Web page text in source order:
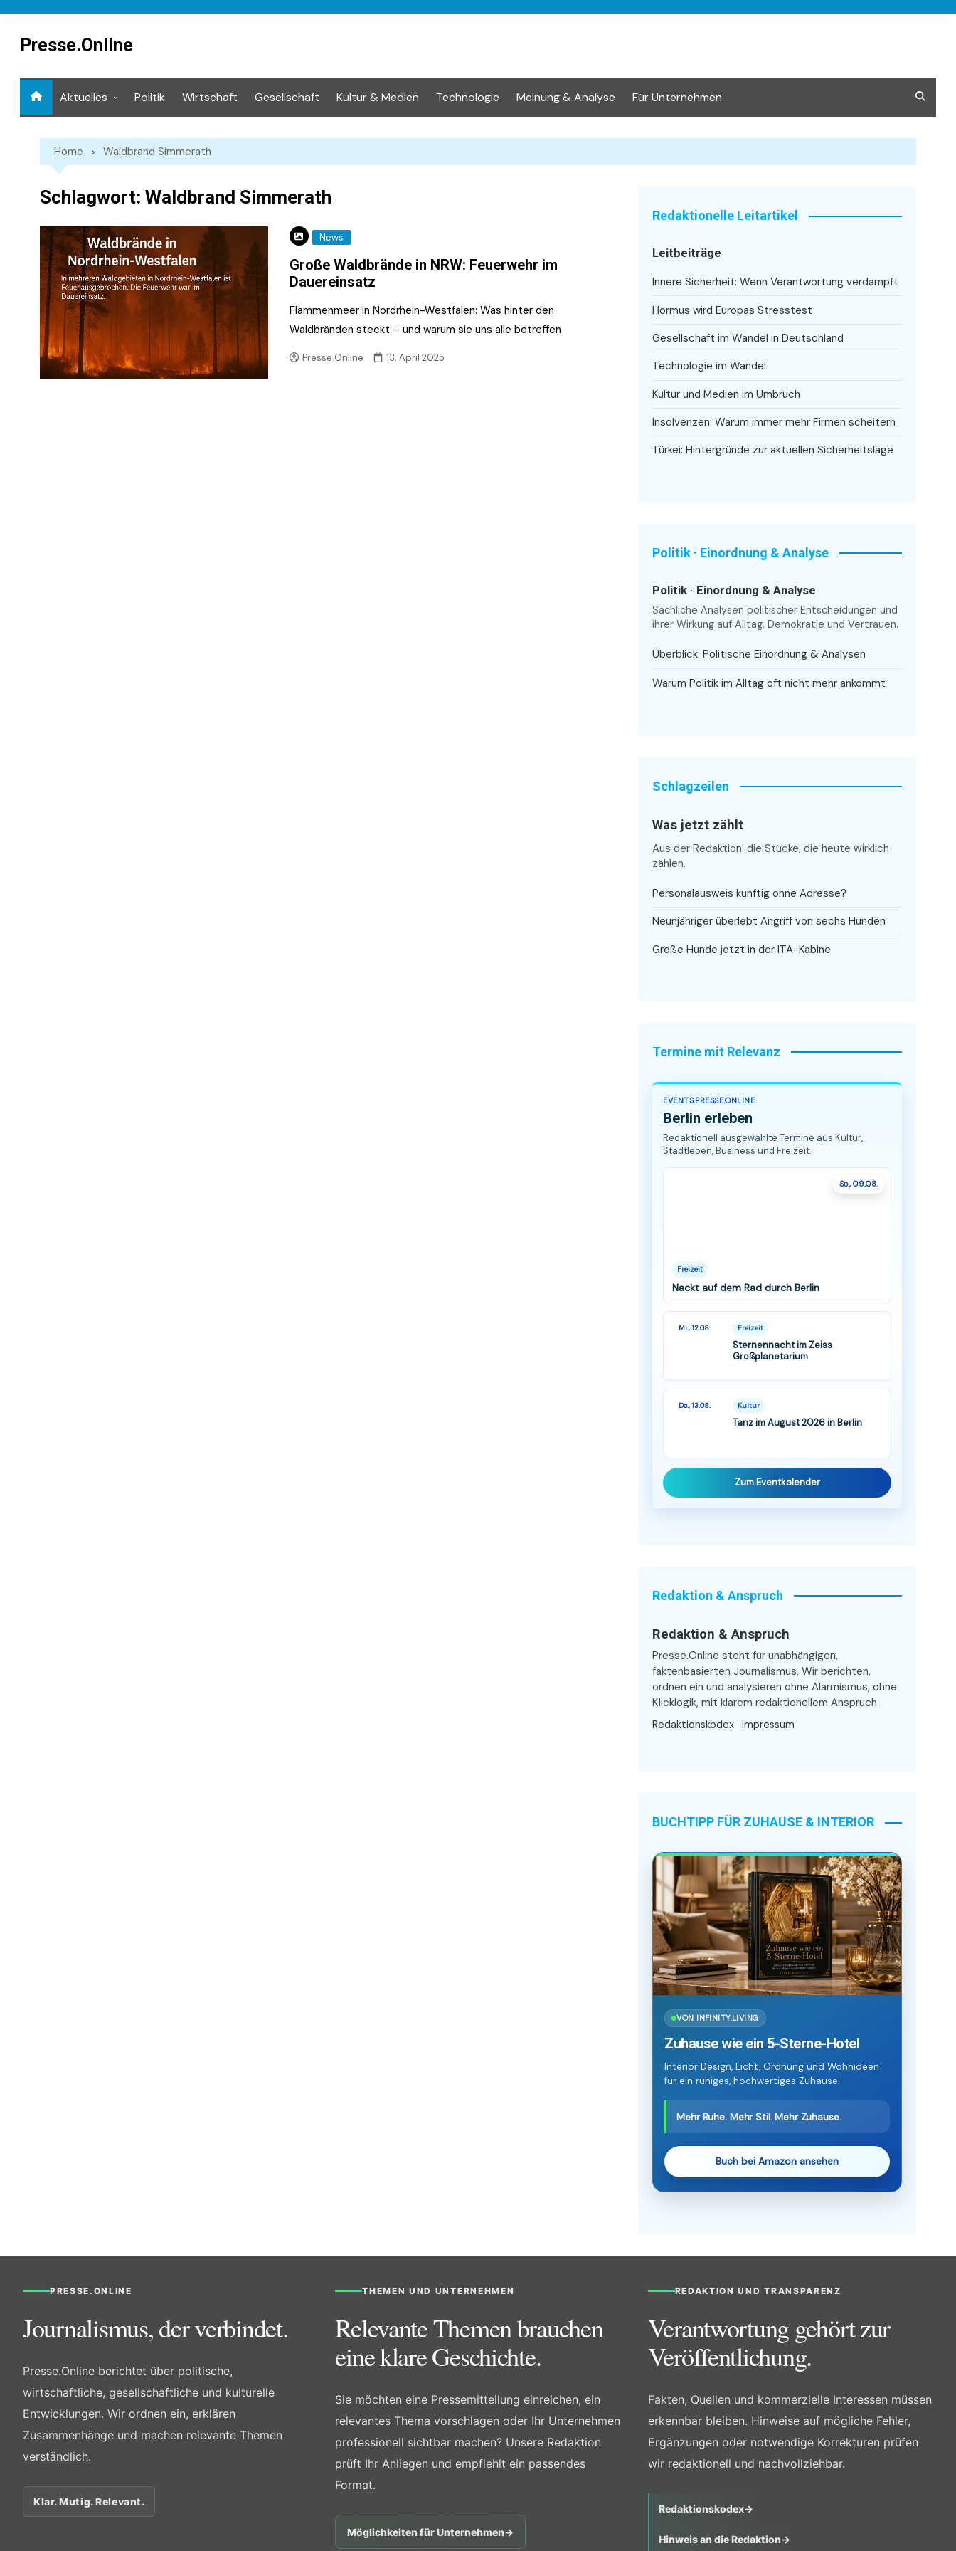
contentPresse.Online
Aktuelles Politik Wirtschaft Gesellschaft Kultur & Medien Technologie Meinung & Analyse Für Unternehmen
Home Waldbrand Simmerath
Schlagwort: Waldbrand Simmerath
News
Große Waldbrände in NRW: Feuerwehr im
Dauereinsatz
Flammenmeer in Nordrhein-Westfalen: Was hinter den
Waldbränden steckt – und warum sie uns alle betreffen
Presse.Online 13. April 2025
Redaktionelle Leitartikel
Leitbeiträge
Innere Sicherheit: Wenn Verantwortung verdampft
Hormus wird Europas Stresstest
Gesellschaft im Wandel in Deutschland
Technologie im Wandel
Kultur und Medien im Umbruch
Insolvenzen: Warum immer mehr Firmen scheitern
Türkei: Hintergründe zur aktuellen Sicherheitslage
Politik · Einordnung & Analyse
Politik · Einordnung & Analyse
Sachliche Analysen politischer Entscheidungen und
ihrer Wirkung auf Alltag, Demokratie und Vertrauen.
Überblick: Politische Einordnung & Analysen
Warum Politik im Alltag oft nicht mehr ankommt
Schlagzeilen
Was jetzt zählt
Aus der Redaktion: die Stücke, die heute wirklich
zählen.
Personalausweis künftig ohne Adresse?
Neunjähriger überlebt Angriff von sechs Hunden
Große Hunde jetzt in der ITA-Kabine
Termine mit Relevanz
EVENTS.PRESSE.ONLINE
Berlin erleben
Redaktionell ausgewählte Termine aus Kultur,
Stadtleben, Business und Freizeit.
So., 09.08.
Freizeit
Nackt auf dem Rad durch Berlin
Mi., 12.08. Freizeit
Sternennacht im Zeiss
Großplanetarium
Do., 13.08. Kultur
Tanz im August 2026 in Berlin
Zum Eventkalender
Redaktion & Anspruch
Redaktion & Anspruch
Presse.Online steht für unabhängigen,
faktenbasierten Journalismus. Wir berichten,
ordnen ein und analysieren ohne Alarmismus, ohne
Klicklogik, mit klarem redaktionellem Anspruch.
Redaktionskodex · Impressum
BUCHTIPP FÜR ZUHAUSE & INTERIOR
VON INFINITY.LIVING
Zuhause wie ein 5-Sterne-Hotel
Interior Design, Licht, Ordnung und Wohnideen
für ein ruhiges, hochwertiges Zuhause.
Mehr Ruhe. Mehr Stil. Mehr Zuhause.
Buch bei Amazon ansehen
PRESSE.ONLINE
Journalismus, der verbindet.
Presse.Online berichtet über politische,
wirtschaftliche, gesellschaftliche und kulturelle
Entwicklungen. Wir ordnen ein, erklären
Zusammenhänge und machen relevante Themen
verständlich.
Klar. Mutig. Relevant.
THEMEN UND UNTERNEHMEN
Relevante Themen brauchen
eine klare Geschichte.
Sie möchten eine Pressemitteilung einreichen, ein
relevantes Thema vorschlagen oder Ihr Unternehmen
professionell sichtbar machen? Unsere Redaktion
prüft Ihr Anliegen und empfiehlt ein passendes
Format.
Möglichkeiten für Unternehmen→
REDAKTION UND TRANSPARENZ
Verantwortung gehört zur
Veröffentlichung.
Fakten, Quellen und kommerzielle Interessen müssen
erkennbar bleiben. Hinweise auf mögliche Fehler,
Ergänzungen oder notwendige Korrekturen prüfen
wir redaktionell und nachvollziehbar.
Redaktionskodex→
Hinweis an die Redaktion→